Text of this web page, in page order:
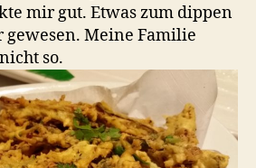
mir gut. Etwas zum dippen
gewesen. Meine Familie
so.